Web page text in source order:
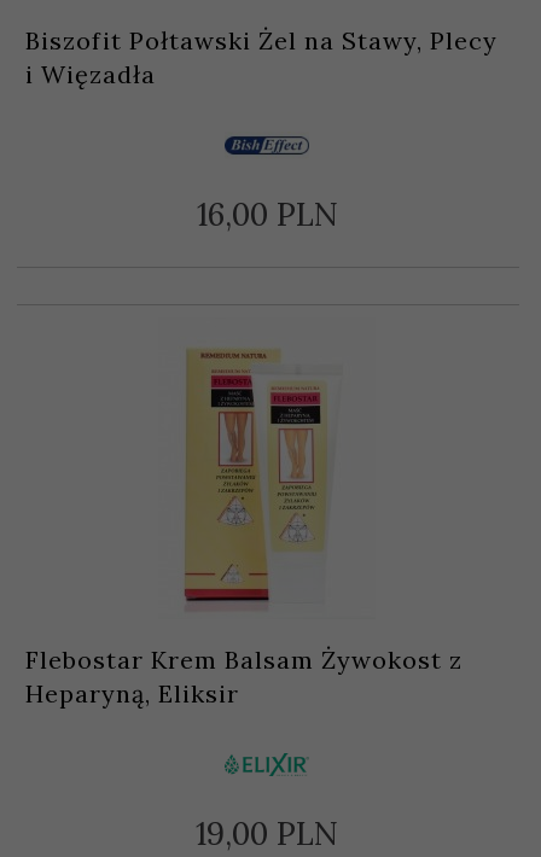
Biszofit Połtawski Żel na Stawy, Plecy
i Więzadła
16,00 PLN
Flebostar Krem Balsam Żywokost z
Heparyną, Eliksir
19,00 PLN